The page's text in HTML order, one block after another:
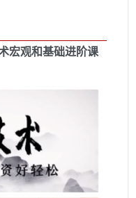
宏观和基础进阶课